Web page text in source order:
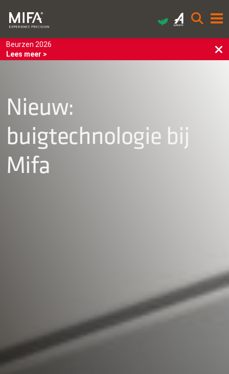
Beurzen 2026
Lees meer >
Nieuw:
buigtechnologie bij
Mifa